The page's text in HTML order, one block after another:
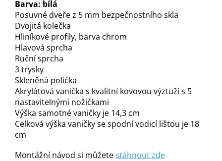
Barva: bílá
Posuvné dveře z 5 mm bezpečnostního skla
Dvojitá kolečka
Hliníkové profily, barva chrom
Hlavová sprcha
Ruční sprcha
3 trysky
Skleněná polička
Akrylátová vanička s kvalitní kovovou výztuží s 5
nastavitelnými nožičkami
Výška samotné vaničky je 14,3 cm
Celková výška vaničky se spodní vodicí lištou je 18
cm
Montážní návod si můžetestáhnout zde